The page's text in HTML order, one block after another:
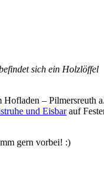
sich ein Holzlöffel
Hofladen – Pilmersreuth
und Eisbarauf
gern vorbei! :)